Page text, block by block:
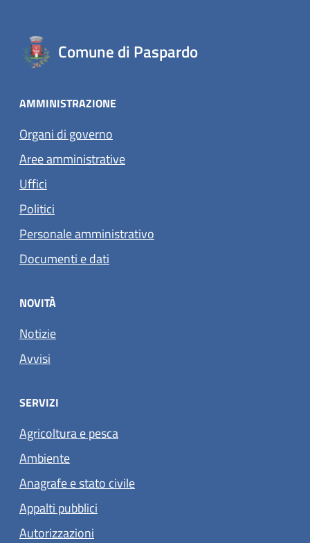
Comune di Paspardo
AMMINISTRAZIONE
Organi di governo
Aree amministrative
Uffici
Politici
Personale amministrativo
Documenti e dati
NOVITÀ
Notizie
Avvisi
SERVIZI
Agricoltura e pesca
Ambiente
Anagrafe e stato civile
Appalti pubblici
Autorizzazioni